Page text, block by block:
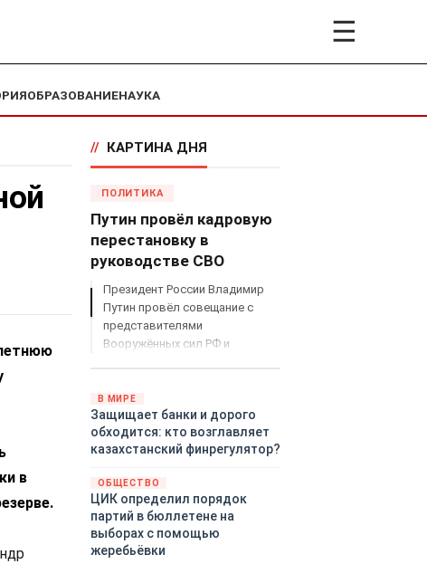
☰
ОБРАЗОВАНИЕНАУКА
в
// КАРТИНА ДНЯ
ПОЛИТИКА
Путин провёл кадровую
перестановку в
руководстве СВО
Президент России Владимир
Путин провёл совещание с
представителями
Вооружённых сил РФ и
руководстве спецоперацией.
В МИРЕ
Защищает банки и дорого
обходится: кто возглавляет
казахстанский финрегулятор?
ОБЩЕСТВО
ЦИК определил порядок
партий в бюллетене на
выборах с помощью
жеребьёвки